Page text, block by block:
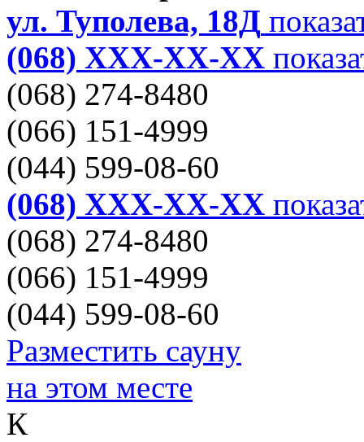
ул. Туполева, 18Д
(068) XXX-XX-XX
(068) 274-8480
(066) 151-4999
(044) 599-08-60
(068) XXX-XX-XX
(068) 274-8480
(066) 151-4999
(044) 599-08-60
Разместить сауну
на этом месте
К